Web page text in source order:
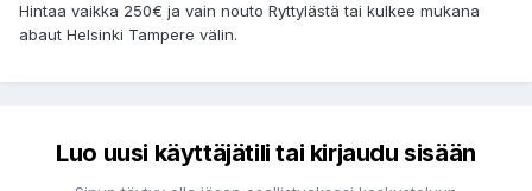
Hintaa vaikka 250€ ja vain nouto Ryttylästä tai kulkee mukana
abaut Helsinki Tampere välin.
Luo uusi käyttäjätili tai kirjaudu sisään